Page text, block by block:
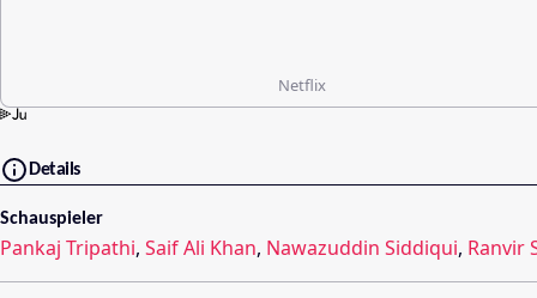
Netflix
Details
Schauspieler
Pankaj Tripathi, Saif Ali Khan, Nawazuddin Siddiqui, Ranvir